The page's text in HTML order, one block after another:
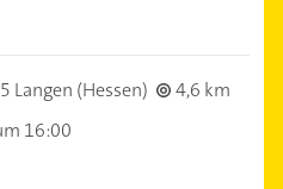
Langen (Hessen)
4,6 km
16:00